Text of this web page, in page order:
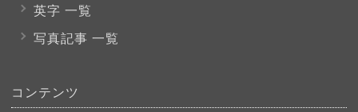
英字 一覧
写真記事 一覧
コンテンツ